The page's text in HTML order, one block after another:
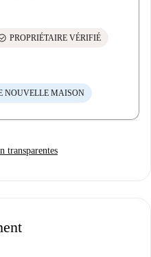
PROPRIÉTAIRE VÉRIFIÉ
NOUVELLE MAISON
transparentes